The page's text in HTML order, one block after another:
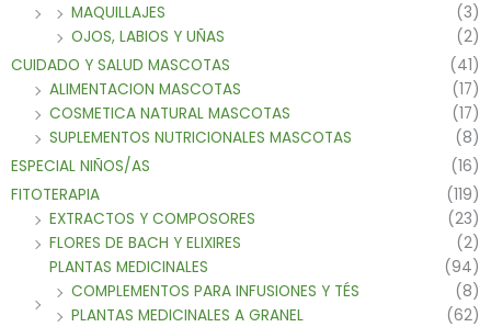
MAQUILLAJES
(3)
OJOS, LABIOS Y UÑAS
(2)
CUIDADO Y SALUD MASCOTAS
(41)
ALIMENTACION MASCOTAS
(17)
COSMETICA NATURAL MASCOTAS
(17)
SUPLEMENTOS NUTRICIONALES MASCOTAS
(8)
ESPECIAL NIÑOS/AS
(16)
FITOTERAPIA
(119)
EXTRACTOS Y COMPOSORES
(23)
FLORES DE BACH Y ELIXIRES
(2)
PLANTAS MEDICINALES
(94)
COMPLEMENTOS PARA INFUSIONES Y TÉS
(8)
PLANTAS MEDICINALES A GRANEL
(62)